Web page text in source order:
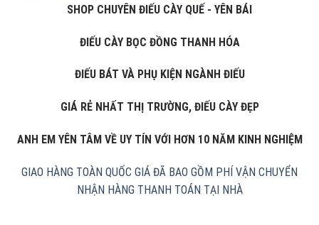
SHOP CHUYÊN ĐIẾU CÀY QUẾ - YÊN BÁI
ĐIẾU CÀY BỌC ĐỒNG THANH HÓA
ĐIẾU BÁT VÀ PHỤ KIỆN NGÀNH ĐIẾU
GIÁ RẺ NHẤT THỊ TRƯỜNG, ĐIẾU CÀY ĐẸP
ANH EM YÊN TÂM VỀ UY TÍN VỚI HƠN 10 NĂM KINH NGHIỆM
GIAO HÀNG TOÀN QUỐC GIÁ ĐÃ BAO GỒM PHÍ VẬN CHUYỂN
NHẬN HÀNG THANH TOÁN TẠI NHÀ